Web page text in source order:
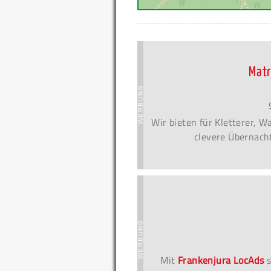
Wir bieten für Kletterer,
clevere
Mit Frankenjura LocAds